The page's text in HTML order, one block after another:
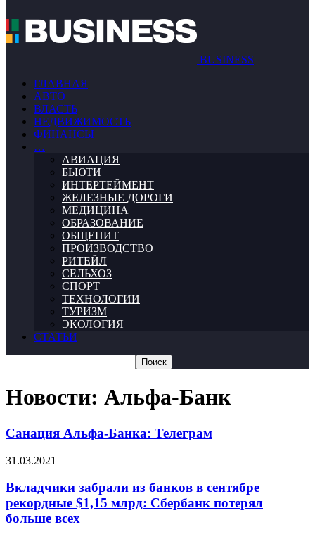
BUSINESS
ГЛАВНАЯ
АВТО
ВЛАСТЬ
НЕДВИЖИМОСТЬ
ФИНАНСЫ
…
АВИАЦИЯ
БЬЮТИ
ИНТЕРТЕЙМЕНТ
ЖЕЛЕЗНЫЕ ДОРОГИ
МЕДИЦИНА
ОБРАЗОВАНИЕ
ОБЩЕПИТ
ПРОИЗВОДСТВО
РИТЕЙЛ
СЕЛЬХОЗ
СПОРТ
ТЕХНОЛОГИИ
ТУРИЗМ
ЭКОЛОГИЯ
СТАТЬИ
Новости: Альфа-Банк
Санация Альфа-Банка: Телеграм
31.03.2021
Вкладчики забрали из банков в сентябре
рекордные $1,15 млрд: Сбербанк потерял
больше всех